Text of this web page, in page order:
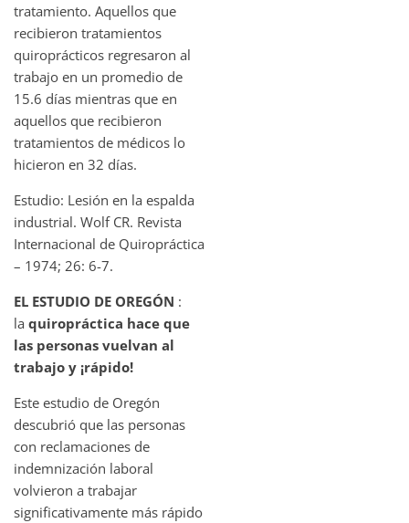
tratamiento. Aquellos que
recibieron tratamientos
quiroprácticos regresaron al
trabajo en un promedio de
15.6 días mientras que en
aquellos que recibieron
tratamientos de médicos lo
hicieron en 32 días.
Estudio: Lesión en la espalda
industrial. Wolf CR. Revista
Internacional de Quiropráctica
– 1974; 26: 6-7.
EL ESTUDIO DE OREGÓN :
la quiropráctica hace que
las personas vuelvan al
trabajo y ¡rápido!
Este estudio de Oregón
descubrió que las personas
con reclamaciones de
indemnización laboral
volvieron a trabajar
significativamente más rápido